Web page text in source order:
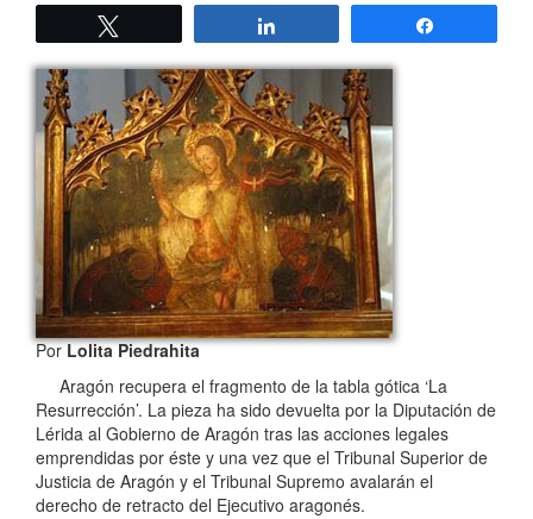
PorLolita Piedrahita
Aragón recupera el fragmento de la tabla gótica ‘La
Resurrección’. La pieza ha sido devuelta por la Diputación de
Lérida al Gobierno de Aragón tras las acciones legales
emprendidas por éste y una vez que el Tribunal Superior de
Justicia de Aragón y el Tribunal Supremo avalarán el
derecho de retracto del Ejecutivo aragonés.